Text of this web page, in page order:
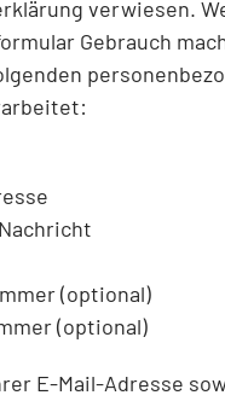
verwiesen.
Gebrauch
(optional)
(optional)
E-Mail-Adresse